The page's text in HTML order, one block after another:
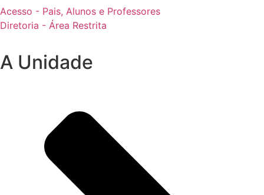
Acesso - Pais, Alunos e Professores
Diretoria - Área Restrita
A Unidade